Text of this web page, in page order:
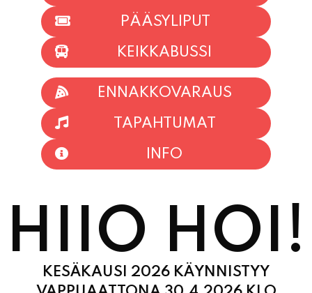
PÄÄSYLIPUT
KEIKKABUSSI
ENNAKKOVARAUS
TAPAHTUMAT
INFO
HIIO HOI!
KESÄKAUSI 2026 KÄYNNISTYY